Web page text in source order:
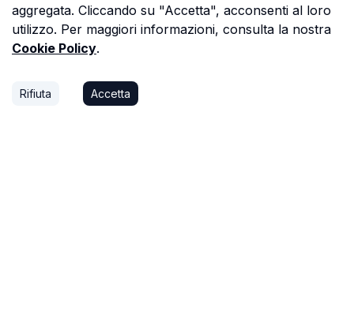
aggregata. Cliccando su "Accetta", acconsenti al loro
utilizzo. Per maggiori informazioni, consulta la nostra
Cookie Policy.
Rifiuta Accetta